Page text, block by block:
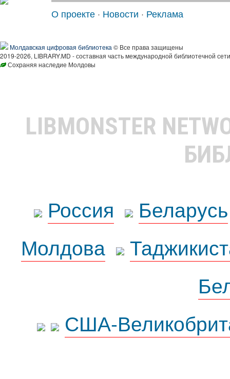
О проекте · Новости · Реклама
Молдавская цифровая библиотека © Все права защищены
2019-2026, LIBRARY.MD - составная часть международной библиотечной
Сохраняя наследие Молдовы
LIBMONSTER
Россия
Беларусь
Молдова
США-